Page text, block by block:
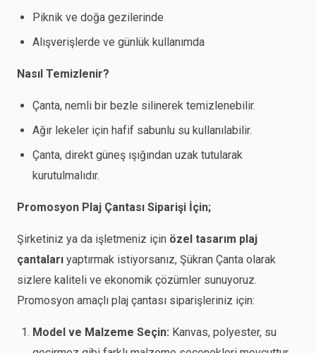
Piknik ve doğa gezilerinde
Alışverişlerde ve günlük kullanımda
Nasıl Temizlenir?
Çanta, nemli bir bezle silinerek temizlenebilir.
Ağır lekeler için hafif sabunlu su kullanılabilir.
Çanta, direkt güneş ışığından uzak tutularak
kurutulmalıdır.
Promosyon Plaj Çantası Siparişi İçin;
Şirketiniz ya da işletmeniz için özel tasarım plaj
çantalarıyaptırmak istiyorsanız, Şükran Çanta olarak
sizlere kaliteli ve ekonomik çözümler sunuyoruz.
Promosyon amaçlı plaj çantası siparişleriniz için:
Model ve Malzeme Seçin: Kanvas, polyester, su